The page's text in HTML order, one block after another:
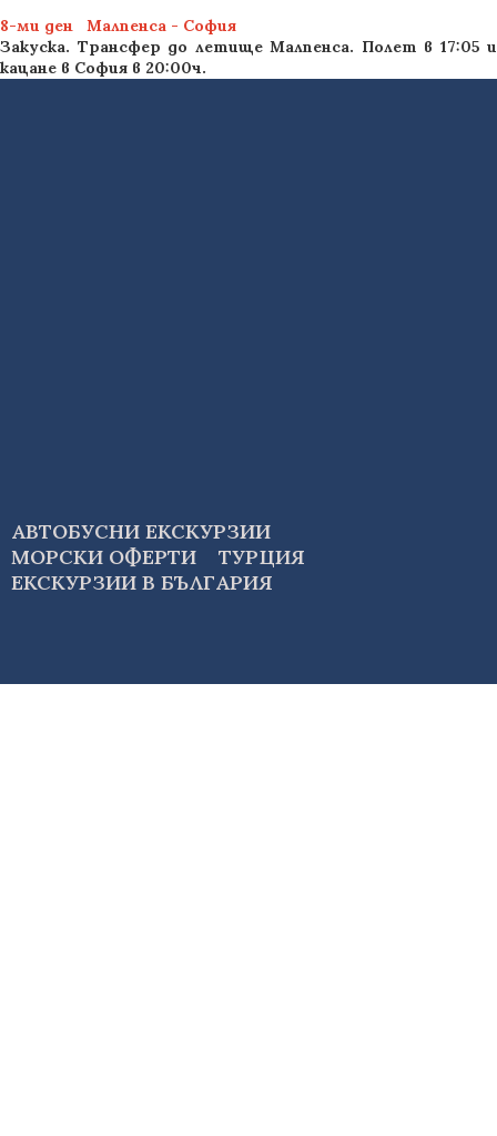
8-ми ден Малпенса - София
Закуска. Tрансфер до летище Малпенса. Полет в 17:05 и
кацане в София в 20:00ч.
АВТОБУСНИ ЕКСКУРЗИИ
МОРСКИ ОФЕРТИ
ТУРЦИЯ
ЕКСКУРЗИИ В БЪЛГАРИЯ